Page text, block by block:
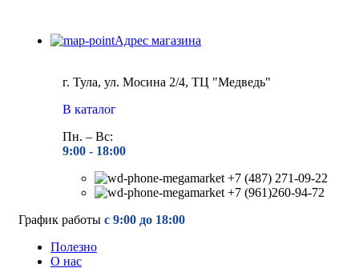
Адрес магазина
г. Тула, ул. Мосина 2/4, ТЦ "Медведь"
В каталог
Пн. – Вс:
9:00 - 18:00
+7 (487) 271-09-22
+7 (961)260-94-72
График работы с 9:00 до 18:00
Полезно
О нас